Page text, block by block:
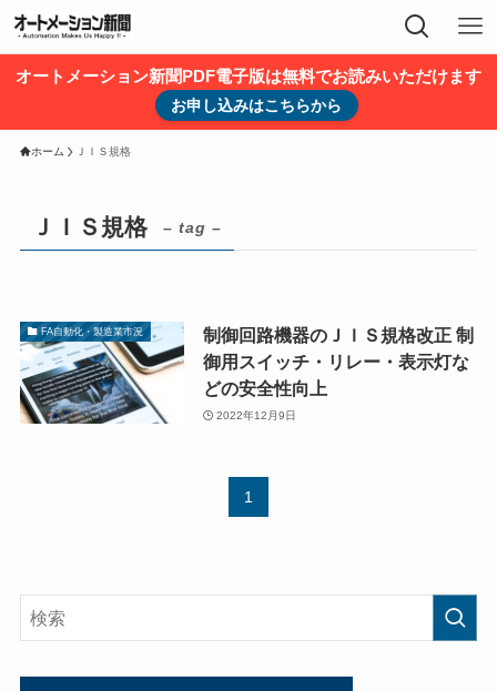
オートメーション新聞PDF電子版は無料でお読みいただけます
お申し込みはこちらから
ホーム ＪＩＳ規格
ＪＩＳ規格 – tag –
FA自動化・製造業市況
制御回路機器のＪＩＳ規格改正 制
御用スイッチ・リレー・表示灯な
どの安全性向上
2022年12月9日
1